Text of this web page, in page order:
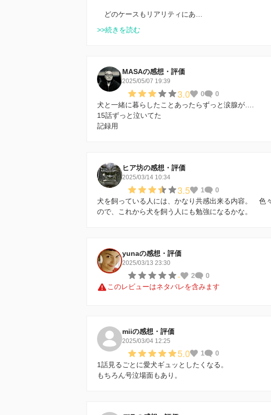
どのケースもリアリティにあ…
>>続きを読む
MASAの感想・評価
2025/05/07 19:39
3.0 0
0
犬と一緒に暮らしたことあったらずっと涙腺が….
15話ずっと泣いてた
記録用
ヒア坊の感想・評価
2025/03/14 10:34
3.5 1
0
犬を飼っている人には、かなり共感出来る内容。 色
ので、これから犬を飼う人にも勉強になるかな。
yunaの感想・評価
2025/03/13 23:30
- 2
0
このレビューはネタバレを含みます
miiの感想・評価
2025/03/04 12:25
5.0 1
0
1話見るごとに愛犬ギュッとしたくなる。
もちろん号泣場面もあり。